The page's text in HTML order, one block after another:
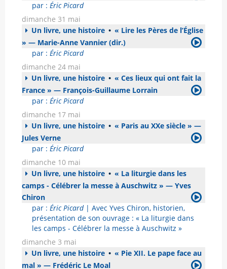
par : Éric Picard
dimanche 31 mai
Un livre, une histoire • « Lire les Pères de l’Église
» — Marie-Anne Vannier (dir.)
par : Éric Picard
dimanche 24 mai
Un livre, une histoire • « Ces lieux qui ont fait la
France » — François-Guillaume Lorrain
par : Éric Picard
dimanche 17 mai
Un livre, une histoire • « Paris au XXe siècle » —
Jules Verne
par : Éric Picard
dimanche 10 mai
Un livre, une histoire • « La liturgie dans les
camps - Célébrer la messe à Auschwitz » — Yves
Chiron
par : Éric Picard| Avec Yves Chiron, historien,
présentation de son ouvrage : « La liturgie dans
les camps - Célébrer la messe à Auschwitz »
dimanche 3 mai
Un livre, une histoire • « Pie XII. Le pape face au
mal » — Frédéric Le Moal